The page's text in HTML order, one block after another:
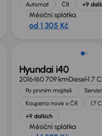
Automat
ČR +9
Měsíční splátka
od 1 305 Kč
Hyundai i40
2016160 709 kmDiesel1.7
Po prvním majiteli
Koupeno nové v ČR
1.7
+9 dalších
Měsíční splátka